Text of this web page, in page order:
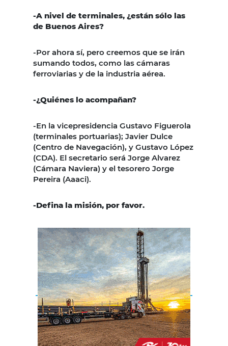
-A nivel de terminales, ¿están sólo las
de Buenos Aires?
-Por ahora sí, pero creemos que se irán
sumando todos, como las cámaras
ferroviarias y de la industria aérea.
-¿Quiénes lo acompañan?
-En la vicepresidencia Gustavo Figuerola
(terminales portuarias); Javier Dulce
(Centro de Navegación), y Gustavo López
(CDA). El secretario será Jorge Alvarez
(Cámara Naviera) y el tesorero Jorge
Pereira (Aaaci).
-Defina la misión, por favor.